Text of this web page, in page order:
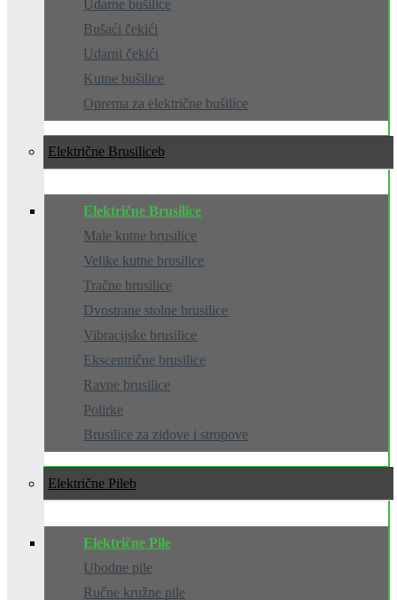
Udarne bušilice
Bušaći čekići
Udarni čekići
Kutne bušilice
Oprema za električne bušilice
Električne Brusilice
Električne Brusilice
Male kutne brusilice
Velike kutne brusilice
Tračne brusilice
Dvostrane stolne brusilice
Vibracijske brusilice
Ekscentrične brusilice
Ravne brusilice
Polirke
Brusilice za zidove i stropove
Električne Pile
Električne Pile
Ubodne pile
Ručne kružne pile